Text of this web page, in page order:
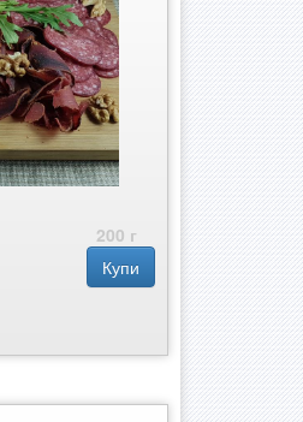
200 г
Купи